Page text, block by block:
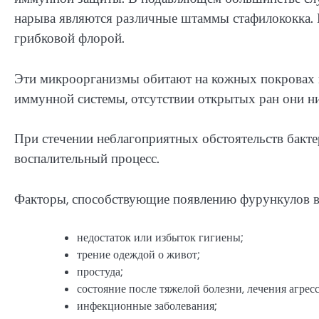
нарыва являются различные штаммы
грибковой флорой.
Эти микроорганизмы обитают на кожных покровах
иммунной системы, отсутствии открытых ран они
При стечении неблагоприятных обстоятельств
воспалительный процесс.
Факторы, способствующие появлению фурункулов
недостаток или избыток гигиены;
трение одеждой о живот;
простуда;
состояние после тяжелой болезни, лечения
инфекционные заболевания;